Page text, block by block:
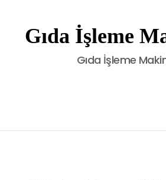
t
Gıda İşleme
Gıda İşleme